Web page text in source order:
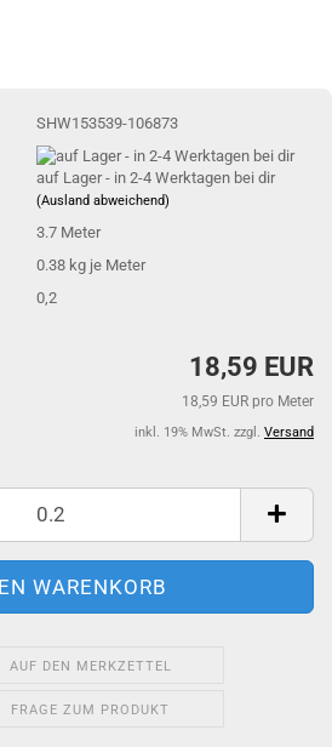
SHW153539-106873
auf Lager - in 2-4 Werktagen bei dir
(Ausland abweichend)
3.7 Meter
0.38 kg je Meter
0,2
18,59 EUR
18,59 EUR pro Meter
inkl. 19% MwSt. zzgl. Versand
AUF DEN MERKZETTEL
FRAGE ZUM PRODUKT